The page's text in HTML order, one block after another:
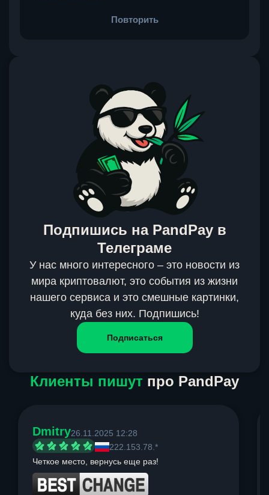
Повторить
Подпишись на PandPay в
Телеграме
У нас много интересного – это новости из
мира криптовалют, это события из жизни
нашего сервиса и это смешные картинки,
куда без них. Подпишись!
Подписаться
Клиенты пишут про PandPay
Dmitry26.11.2025 12:28
222.153.78.*
Четкое место, вернусь еще раз!